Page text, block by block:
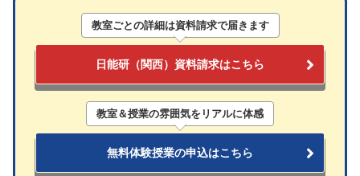
教室ごとの詳細は資料請求で届きます
日能研（関西）資料請求はこちら
教室＆授業の雰囲気をリアルに体感
無料体験授業の申込はこちら